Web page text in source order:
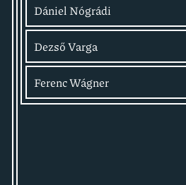
Dániel Nógrádi
Dezső Varga
Ferenc Wágner